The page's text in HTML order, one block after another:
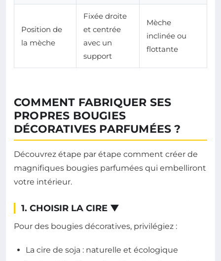
Position de
la mèche
Fixée droite
et centrée
avec un
support
Mèche
inclinée ou
flottante
COMMENT FABRIQUER SES
PROPRES BOUGIES
DÉCORATIVES PARFUMÉES ?
Découvrez étape par étape comment créer de
magnifiques bougies parfumées qui embelliront
votre intérieur.
1. CHOISIR LA CIRE ▼
Pour des bougies décoratives, privilégiez :
La cire de soja : naturelle et écologique